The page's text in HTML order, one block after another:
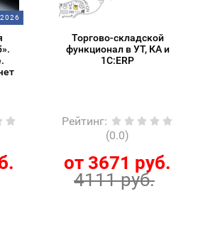
Торгово-складской
функционал в УТ, КА и
1С:ERP
Рейтинг:
(0.0)
от 3671 руб.
4111 руб.